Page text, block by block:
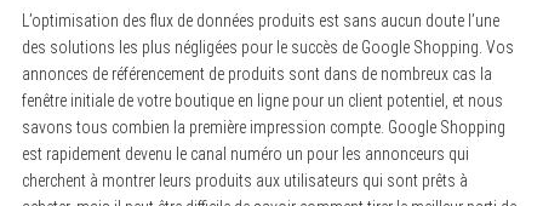
L’optimisation des flux de données produits est sans aucun doute l’une
des solutions les plus négligées pour le succès de Google Shopping. Vos
annonces de référencement de produits sont dans de nombreux cas la
fenêtre initiale de votre boutique en ligne pour un client potentiel, et nous
savons tous combien la première impression compte. Google Shopping
est rapidement devenu le canal numéro un pour les annonceurs qui
cherchent à montrer leurs produits aux utilisateurs qui sont prêts à